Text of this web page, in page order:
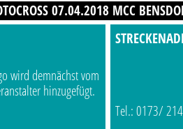
07.04.2018 MCC
wird demnächst vom
hinzugefügt.
Tel.: 0173/